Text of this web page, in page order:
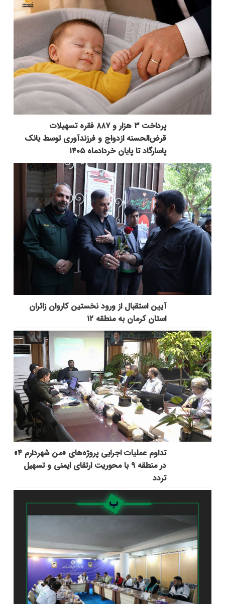
پرداخت ۳ هزار و ۸۸۷ فقره تسهیلات
قرض‌الحسنه ازدواج و فرزندآوری توسط بانک
پاسارگاد تا پایان خردادماه ۱۴۰۵
آیین استقبال از ورود نخستین کاروان زائران
استان کرمان به منطقه ۱۲
تداوم عملیات اجرایی پروژه‌های «من شهردارم ۴»
در منطقه ۹ با محوریت ارتقای ایمنی و تسهیل
تردد